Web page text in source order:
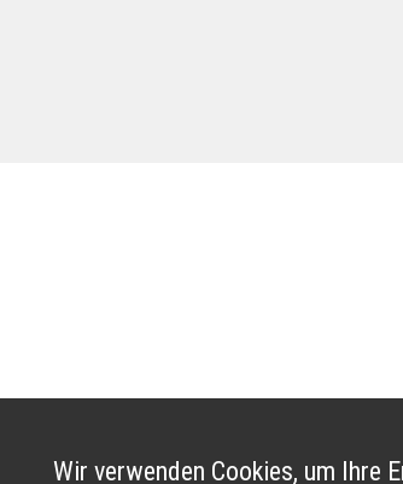
Wir verwenden Cookies, um Ihre